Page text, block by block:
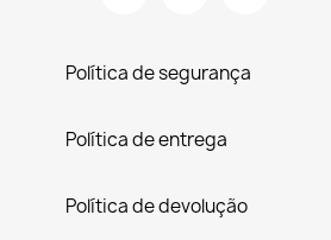
Política de segurança
Política de entrega
Política de devolução